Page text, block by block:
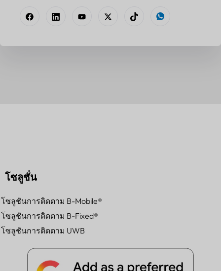
โซลูชั่น
โซลูชันการติดตาม B-Mobile®
โซลูชันการติดตาม B-Fixed®
โซลูชันการติดตาม UWB